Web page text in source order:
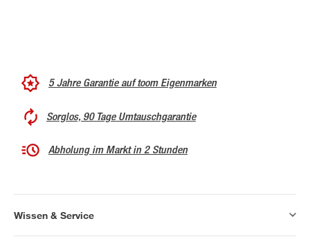
5 Jahre Garantie auf toom Eigenmarken
Sorglos, 90 Tage Umtauschgarantie
Abholung im Markt in 2 Stunden
Wissen & Service